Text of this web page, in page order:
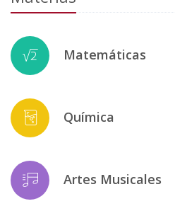
Matemáticas
Química
Artes Musicales